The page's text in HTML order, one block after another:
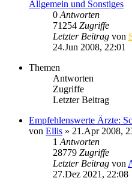
Allgemein und Sonstiges
0 Antworten
71254 Zugriffe
Letzter Beitrag von
24.Jun 2008, 22:01
Themen
Antworten
Zugriffe
Letzter Beitrag
Empfehlenswerte Ärzte:
von Ellis » 21.Apr 2008,
1 Antworten
28779 Zugriffe
Letzter Beitrag von
27.Dez 2021, 22:08